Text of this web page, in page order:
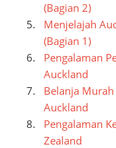
(Bagian 2)
Menjelajah
(Bagian 1)
Pengalaman
Auckland
Belanja
Auckland
Pengalaman
Zealand